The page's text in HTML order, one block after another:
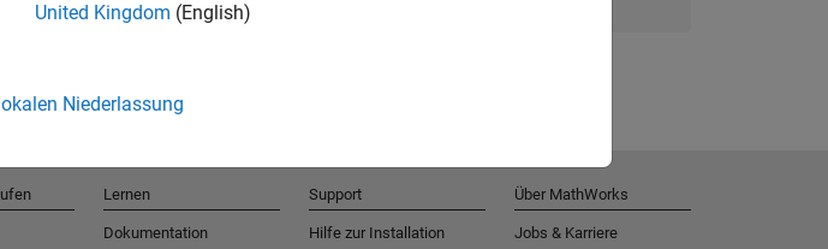
United Kingdom (English)
Niederlassung
Lernen
Dokumentation
Support
Hilfe zur Installation
Über MathWorks
Jobs & Karriere